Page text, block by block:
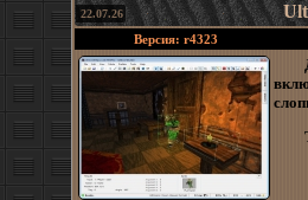
22.07.26
Версия: r4323